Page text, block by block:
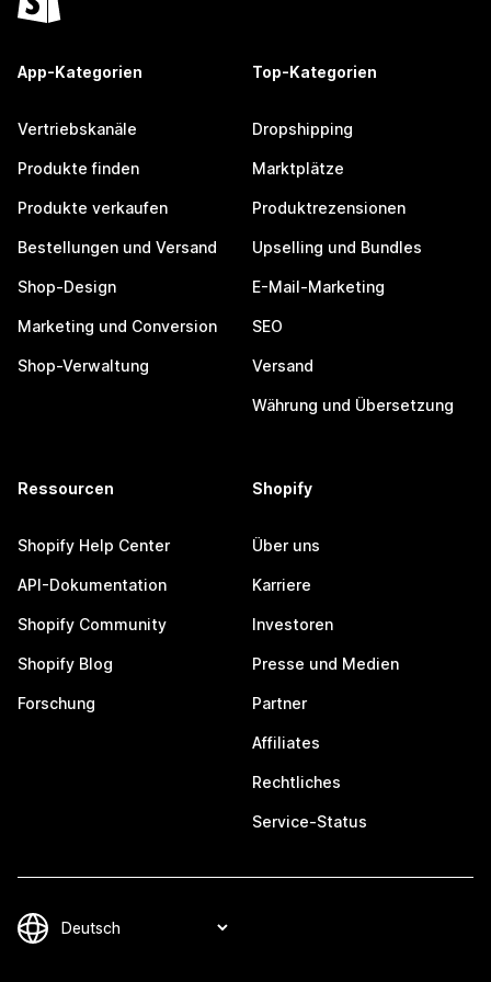
App-Kategorien
Vertriebskanäle
Produkte finden
Produkte verkaufen
Bestellungen und Versand
Shop-Design
Marketing und Conversion
Shop-Verwaltung
Top-Kategorien
Dropshipping
Marktplätze
Produktrezensionen
Upselling und Bundles
E-Mail-Marketing
SEO
Versand
Währung und Übersetzung
Ressourcen
Shopify Help Center
API-Dokumentation
Shopify Community
Shopify Blog
Forschung
Shopify
Über uns
Karriere
Investoren
Presse und Medien
Partner
Affiliates
Rechtliches
Service-Status